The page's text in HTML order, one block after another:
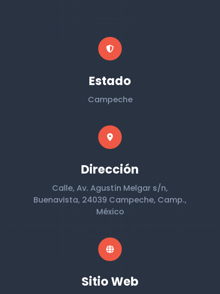
Estado
Campeche
Dirección
Calle, Av. Agustín Melgar s/n,
Buenavista, 24039 Campeche, Camp.,
México
Sitio Web